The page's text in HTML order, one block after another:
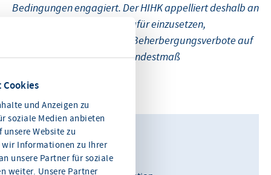
und Anzeigen zu
soziale Medien anbieten
Website zu
Informationen zu Ihrer
unsere Partner für soziale
weiter. Unsere Partner
Bedingungen engagiert. Der HIHK appelliert deshalb an
die Landesregierung sich dafür einzusetzen,
Reisebeschränkungen und Beherbergungsverbote auf
das absolut erforderliche Mindestmaß
Kontakt
Viktoria Ernst